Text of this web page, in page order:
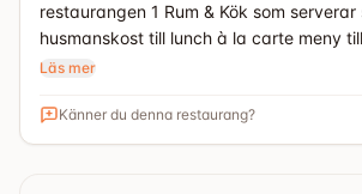
restaurangen 1 Rum & Kök som serverar
husmanskost till lunch à la carte meny
Rum och Kök
Läs mer
Känner du denna restaurang?